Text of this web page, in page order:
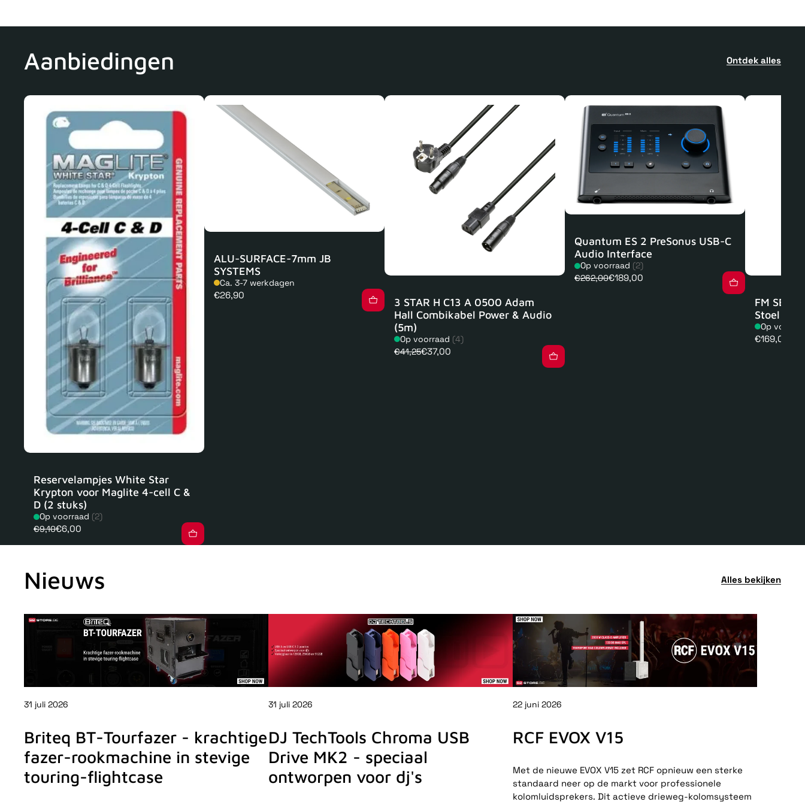
Aanbiedingen Ontdek alles
Reservelampjes White Star
Krypton voor Maglite 4-cell C &
D (2 stuks)
Op voorraad (2)
€9,10€6,00
ALU-SURFACE-7mm JB
SYSTEMS
Ca. 3-7 werkdagen
Normale
€26,90
3 STAR H C13 A 0500 Adam
Hall Combikabel Power & Audio
(5m)
Op voorraad (4)
€41,25€37,00
Quantum ES 2 PreSonus USB-C
Audio Interface
Op voorraad (2)
€262,00€189,00
FM
Stoel
Op
Normale
€169,00
Nieuws Alles bekijken
31 juli 2026
Briteq BT-Tourfazer - krachtige
fazer-rookmachine in stevige
touring-flightcase
31 juli 2026
DJ TechTools Chroma USB
Drive MK2 - speciaal
ontworpen voor dj's
22 juni 2026
RCF EVOX V15
Met de nieuwe EVOX V15 zet RCF opnieuw een sterke
standaard neer op de markt voor professionele
kolomluidsprekers. Dit actieve drieweg-kolomsysteem